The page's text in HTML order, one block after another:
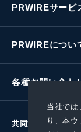
当社では
り、本
PRWIREサービ
PRWIREについ
各種お問い合わ
共同通信社グルー